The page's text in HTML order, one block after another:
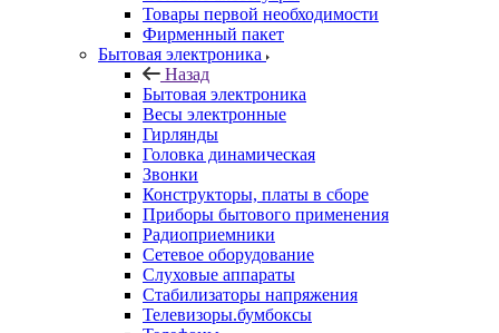
Товары первой необходимости
Фирменный пакет
Бытовая электроника
Назад
Бытовая электроника
Весы электронные
Гирлянды
Головка динамическая
Звонки
Конструкторы, платы в сборе
Приборы бытового применения
Радиоприемники
Сетевое оборудование
Слуховые аппараты
Стабилизаторы напряжения
Телевизоры.бумбоксы